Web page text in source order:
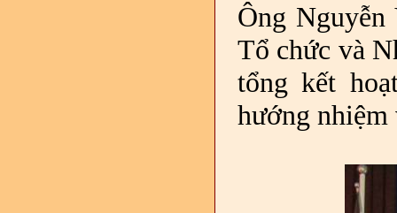
Ông
Tổ chức và
tổng kết
hướng nhiệm